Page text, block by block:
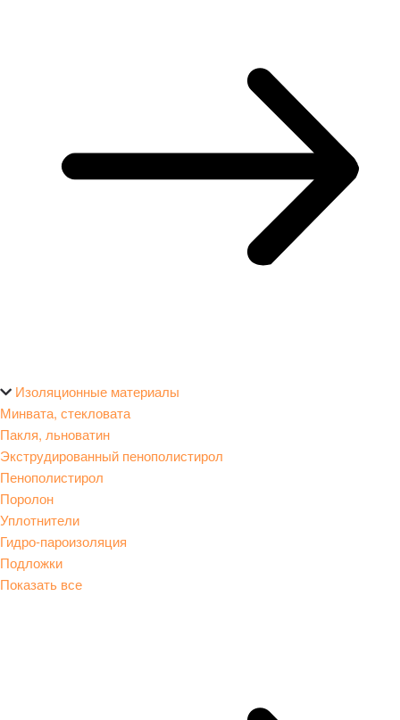
Изоляционные материалы
Минвата, стекловата
Пакля, льноватин
Экструдированный пенополистирол
Пенополистирол
Поролон
Уплотнители
Гидро-пароизоляция
Подложки
Показать все